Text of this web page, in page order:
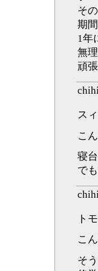
そ
期
1年
無
頑
ス
こ
寝
で
ト
こ
そ